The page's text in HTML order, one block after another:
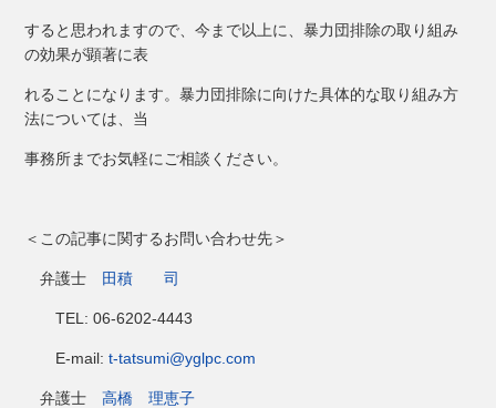
すると思われますので、今まで以上に、暴力団排除の取り組み
の効果が顕著に表
れることになります。暴力団排除に向けた具体的な取り組み方
法については、当
事務所までお気軽にご相談ください。
＜この記事に関するお問い合わせ先＞
弁護士 田積 司
TEL: 06-6202-4443
E-mail:t-tatsumi@yglpc.com
弁護士高橋 理恵子